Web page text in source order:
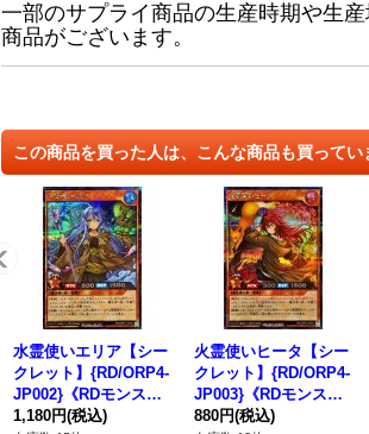
一部のサプライ商品の生産時期や生
商品がございます。
この商品を買った人は、こんな商品も買ってい
水霊使いエリア【シー
クレット】{RD/ORP4-
JP002}《RDモンスタ
ー》
1,180円(税込)
火霊使いヒータ【シー
クレット】{RD/ORP4-
JP003}《RDモンスタ
ー》
880円(税込)